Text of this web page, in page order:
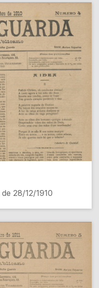
28/12/1910